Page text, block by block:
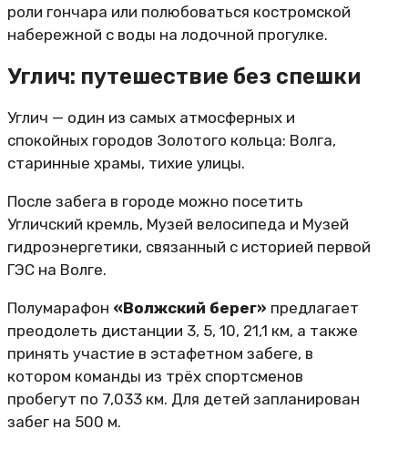
роли гончара или полюбоваться костромской
набережной с воды на лодочной прогулке.
Углич: путешествие без спешки
Углич — один из самых атмосферных и
спокойных городов Золотого кольца: Волга,
старинные храмы, тихие улицы.
После забега в городе можно посетить
Угличский кремль, Музей велосипеда и Музей
гидроэнергетики, связанный с историей первой
ГЭС на Волге.
Полумарафон «Волжский берег» предлагает
преодолеть дистанции 3, 5, 10, 21,1 км, а также
принять участие в эстафетном забеге, в
котором команды из трёх спортсменов
пробегут по 7,033 км. Для детей запланирован
забег на 500 м.